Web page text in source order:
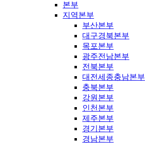
본부
지역본부
부산본부
대구경북본부
목포본부
광주전남본부
전북본부
대전세종충남본부
충북본부
강원본부
인천본부
제주본부
경기본부
경남본부